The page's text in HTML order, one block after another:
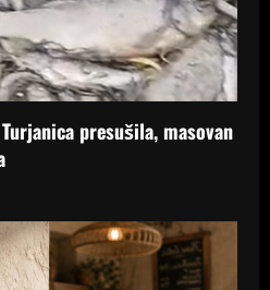
presušila, masovan